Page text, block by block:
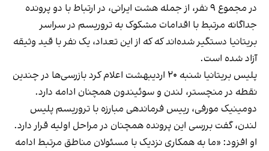
در مجموع ۹ نفر، از جمله هشت ایرانی، در ارتباط با دو پرونده
جداگانه مرتبط با اقدامات مشکوک به تروریسم در سراسر
بریتانیا دستگیر شده‌اند که که از این تعداد، یک نفر با قید وثیقه
آزاد شده است.
پلیس بریتانیا شنبه ۲۰ اردیبهشت اعلام کرد بازرسی‌ها در چندین
نقطه در منچستر، لندن و سوئیندون همچنان ادامه دارد.
دومینیک مورفی، رییس فرماندهی مبارزه با تروریسم پلیس
لندن، گفت بررسی این پرونده همچنان در مراحل اولیه قرار دارد.
او افزود: «ما به همکاری نزدیک با مسئولان مناطق مرتبط ادامه